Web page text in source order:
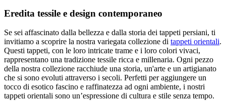
Eredita tessile e design contemporaneo
Se sei affascinato dalla bellezza e dalla storia dei tappeti persiani, ti
invitiamo a scoprire la nostra variegata collezione di tappeti orientali.
Questi tappeti, con le loro intricate trame e i loro colori vivaci,
rappresentano una tradizione tessile ricca e millenaria. Ogni pezzo
della nostra collezione racchiude una storia, un'arte e un artigianato
che si sono evoluti attraverso i secoli. Perfetti per aggiungere un
tocco di esotico fascino e raffinatezza ad ogni ambiente, i nostri
tappeti orientali sono un’espressione di cultura e stile senza tempo.